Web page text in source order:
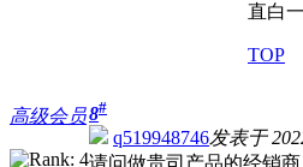
直白
TOP
高级会员8#
q519948746发表于